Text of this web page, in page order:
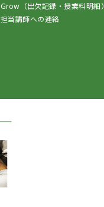
Grow（出欠記録・授業料明細）
担当講師への連絡